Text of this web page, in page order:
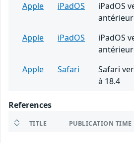
Apple
iPadOS
iPadOS
Apple
iPadOS
iPadOS
Apple
Safari
Safari
à 18.4
References
TITLE PUBLICATION TIME